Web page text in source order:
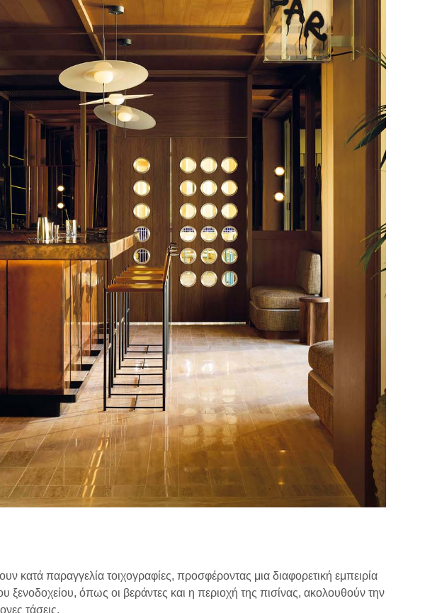
παραγγελία τοιχογραφίες, προσφέροντας μια διαφορετική εμπειρία
όπως οι βεράντες και η περιοχή της πισίνας, ακολουθούν την
τάσεις.